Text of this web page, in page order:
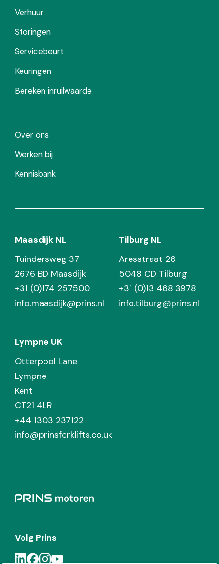
Verhuur
Storingen
Servicebeurt
Keuringen
Bereken inruilwaarde
Over ons
Werken bij
Kennisbank
Maasdijk NL
Tuindersweg 37
2676 BD Maasdijk
+31 (0)174 257500
info.maasdijk@prins.nl
Tilburg NL
Aresstraat 26
5048 CD Tilburg
+31 (0)13 468 3978
info.tilburg@prins.nl
Lympne UK
Otterpool Lane
Lympne
Kent
CT21 4LR
+44 1303 237122
info@prinsforklifts.co.uk
Volg Prins